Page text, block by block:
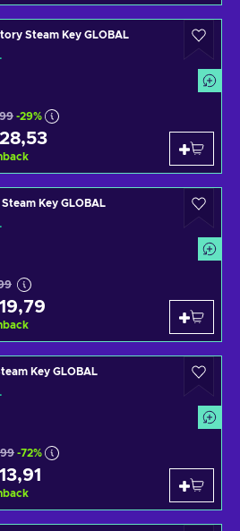
Steam Key GLOBAL
-29%
Key GLOBAL
Key GLOBAL
-72%